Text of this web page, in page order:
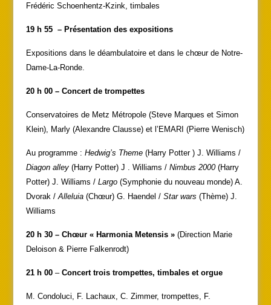
Frédéric Schoenhentz-Kzink, timbales
19 h 55 – Présentation des expositions
Expositions dans le déambulatoire et dans le chœur de Notre-
Dame-La-Ronde.
20 h 00 – Concert de trompettes
Conservatoires de Metz Métropole (Steve Marques et Simon
Klein), Marly (Alexandre Clausse) et l’EMARI (Pierre Wenisch)
Au programme : Hedwig’s Theme (Harry Potter ) J. Williams /
Diagon alley(Harry Potter) J . Williams / Nimbus 2000(Harry
Potter) J. Williams / Largo(Symphonie du nouveau monde) A.
Dvorak / Alleluia(Chœur) G. Haendel / Star wars (Thème) J.
Williams
20 h 30 – Chœur « Harmonia Metensis »(Direction Marie
Deloison & Pierre Falkenrodt)
21 h 00– Concert trois trompettes, timbales et orgue
M. Condoluci, F. Lachaux, C. Zimmer, trompettes, F.